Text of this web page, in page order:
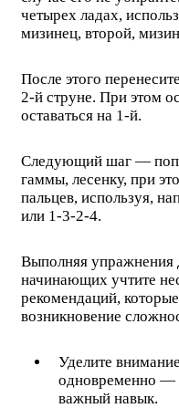
четырех ладах,
мизинец, второй,
После этого
2-й струне. При этом
оставаться на 1-й.
Следующий шаг —
гаммы, лесенку, при
пальцев, используя,
или 1-3-2-4.
Выполняя упражнения
начинающих учтите
рекомендаций,
возникновение
Уделите
одновременно —
важный навык.